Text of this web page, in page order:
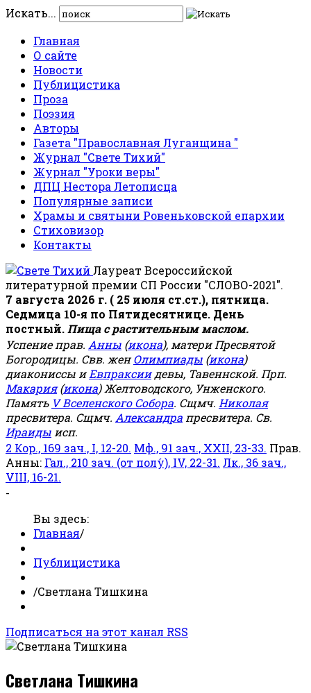
Искать...
Главная
О сайте
Новости
Публицистика
Проза
Поэзия
Авторы
Газета "Православная Луганщина "
Журнал "Свете Тихий"
Журнал "Уроки веры"
ДПЦ Нестора Летописца
Популярные записи
Храмы и святыни Ровеньковской епархии
Стиховизор
Контакты
Лауреат Всероссийской
литературной премии СП России "СЛОВО-2021".
7 августа 2026 г. ( 25 июля ст.ст.), пятница.
Седмица 10-я по Пятидесятнице. День
постный. Пища с растительным маслом.
Успение прав. Анны (икона), матери Пресвятой
Богородицы. Свв. женОлимпиады (икона)
диакониссы иЕвпраксиидевы, Тавеннской. Прп.
Макария(икона) Желтоводского, Унженского.
Память V Вселенского Собора. Сщмч. Николая
пресвитера. Сщмч. Александра пресвитера. Св.
Ираиды исп.
2 Кор., 169 зач., I, 12-20. Мф., 91 зач., XXII, 23-33. Прав.
Анны: Гал., 210 зач. (от полу́), IV, 22-31. Лк., 36 зач.,
VIII, 16-21.
-
Вы здесь:
Главная/
Публицистика
/Светлана Тишкина
Подписаться на этот канал RSS
Светлана Тишкина